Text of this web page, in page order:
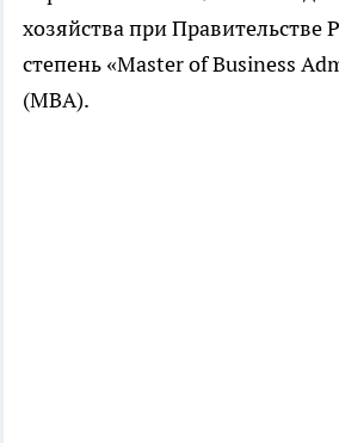
хозяйства при Правительстве
степень «Master of Business
(MBA).